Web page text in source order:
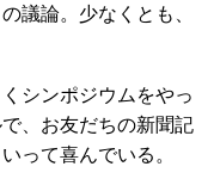
議論。少なくとも、
シンポジウムをやっ
、お友だちの新聞記
って喜んでいる。